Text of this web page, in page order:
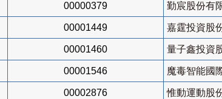
00000379 勤宸股份有
00001449 嘉霆投資股
00001460 量子鑫投資
00001546 魔毒智能國
00002876 惟動運動股